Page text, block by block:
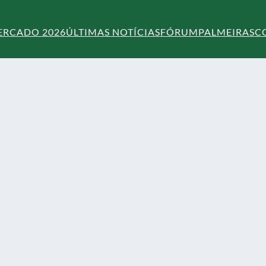
2026ÚLTIMAS NOTÍCIASFÓRUMPALMEIRAS